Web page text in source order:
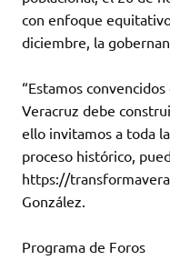
con enfoque
diciembre, la
“Estamos
Veracruz debe
ello invitamos a toda
proceso histórico,
https://
González.
Programa de Foros